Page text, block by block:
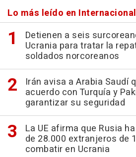
Lo más leído en Internacional
Detienen a seis
Ucrania para tratar la
soldados norcoreanos
Irán avisa a Arabia Saudí
acuerdo con Turquía y
garantizar su seguridad
La UE afirma que Rusia
de 28.000 extranjeros de
combatir en Ucrania